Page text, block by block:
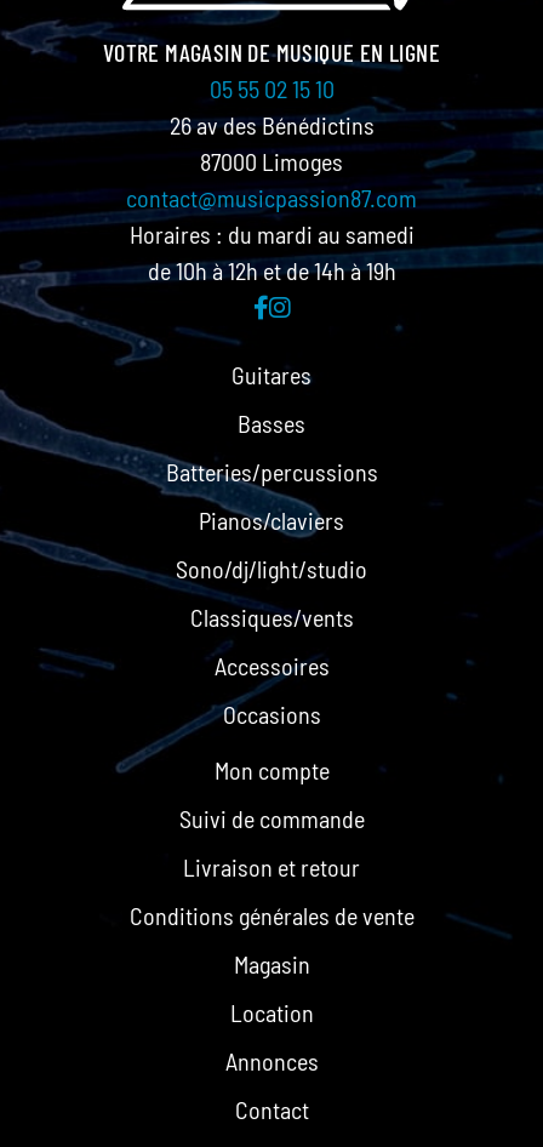
Guitares
Basses
Batteries/percussions
Pianos/claviers
Sono/dj/light/studio
Classiques/vents
Accessoires
Occasions
VOTRE MAGASIN DE MUSIQUE EN LIGNE
05 55 02 15 10
26 av des Bénédictins
87000 Limoges
contact@musicpassion87.com
Horaires : du mardi au samedi
de 10h à 12h et de 14h à 19h
Mon compte
Suivi de commande
Livraison et retour
Conditions générales de vente
Magasin
Location
Annonces
Contact